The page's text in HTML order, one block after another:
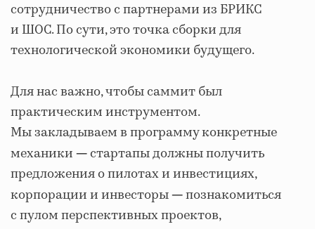
сотрудничество с партнерами из БРИКС
и ШОС. По сути, это точка сборки для
технологической экономики будущего.
Для нас важно, чтобы саммит был
практическим инструментом.
Мы закладываем в программу конкретные
механики — стартапы должны получить
предложения о пилотах и инвестициях,
корпорации и инвесторы — познакомиться
с пулом перспективных проектов,